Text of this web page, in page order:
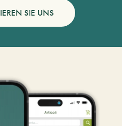
SIE UNS